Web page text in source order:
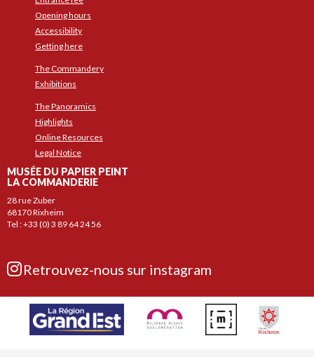
Opening hours
Accessibility
Getting here
The Commandery
Exhibitions
The Panoramics
Highlights
Online Resources
Legal Notice
MUSÉE DU PAPIER PEINT
LA COMMANDERIE
28 rue Zuber
68170 Rixheim
Tel : +33 (0) 3 89 64 24 56
Retrouvez-nous sur instagram